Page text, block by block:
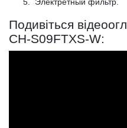
Электретный фильтр.
Подивіться
CH-S09FTXS-W: